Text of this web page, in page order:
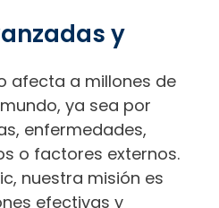
y
afecta a millones de
ya sea por
enfermedades,
o factores externos.
nuestra misión es
efectivas y